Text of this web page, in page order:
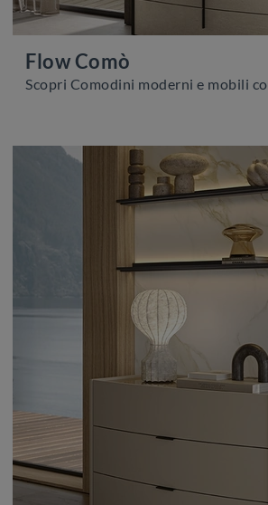
Flow Comò